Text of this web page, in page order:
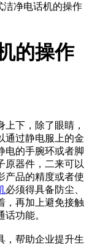
洁净电话机的操作
的操作
下，除了眼睛，
通过静电服上的金
电的手腕环或者脚
原器件，二来可以
产品的精度或者使
必须得具备防尘、
，再加上避免接触
功能。
帮助企业提升生